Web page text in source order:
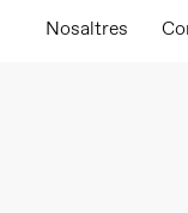
Nosaltres